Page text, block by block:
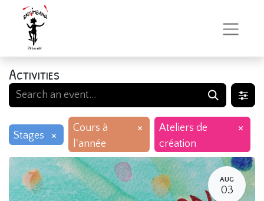
Activities
Stages ×
Cours à
l'année
×
Ateliers de
création
×
AUG
03